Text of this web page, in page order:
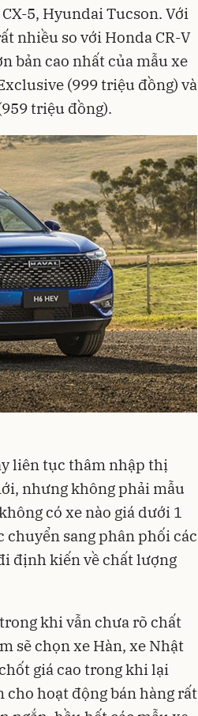
5, Hyundai Tucson. Với
nhiều so với Honda CR-V
bản cao nhất của mẫu xe
(999 triệu đồng) và
triệu đồng).
liên tục thâm nhập thị
nhưng không phải mẫu
có xe nào giá dưới 1
sang phân phối các
định kiến về chất lượng
khi vẫn chưa rõ chất
sẽ chọn xe Hàn, xe Nhật
giá cao trong khi lại
hoạt động bán hàng rất